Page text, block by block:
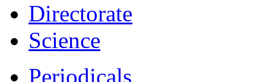
Directorate
Science
Periodicals